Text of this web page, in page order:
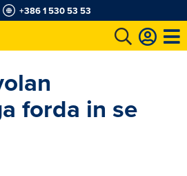
+386 1 530 53 53
forda in se